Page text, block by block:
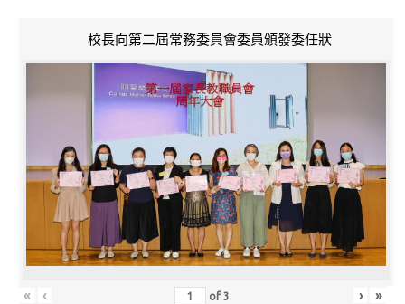
校長向第二屆常務委員會委員頒發委任狀
« ‹ of3 › »